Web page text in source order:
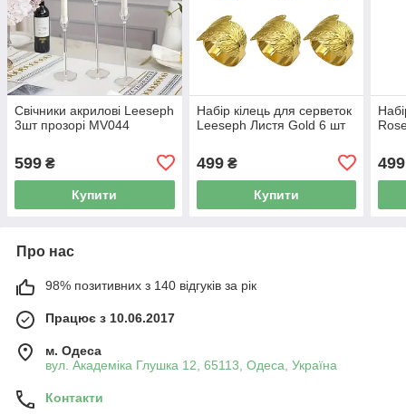
Свічники акрилові Leeseph
3шт прозорі MV044
599 ₴
Купити
Набір кілець для серветок
Leeseph Листя Gold 6 шт
499₴
Купити
499
Про нас
98% позитивних з 140 відгуків за рік
Працює з 10.06.2017
м. Одеса
вул. Академіка Глушка 12, 65113, Одеса, Україна
Контакти